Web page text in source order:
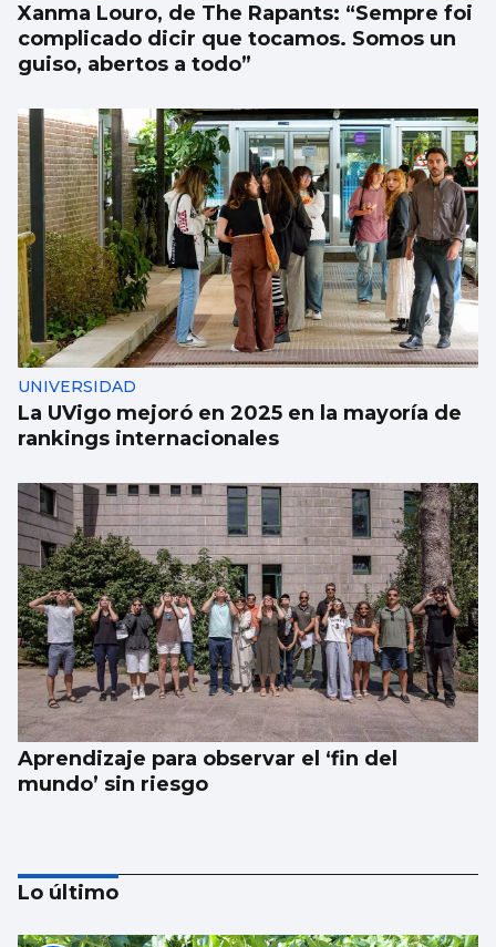
Xanma Louro, de The Rapants: “Sempre foi
complicado dicir que tocamos. Somos un
guiso, abertos a todo”
UNIVERSIDAD
La UVigo mejoró en 2025 en la mayoría de
rankings internacionales
Aprendizaje para observar el ‘fin del
mundo’ sin riesgo
Lo último